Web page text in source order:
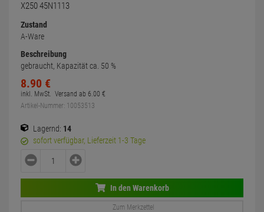
X250 45N1113
Zustand
A-Ware
Beschreibung
gebraucht, Kapazität ca. 50 %
8.90 €
inkl. MwSt. Versand ab 6.00 €
Artikel-Nummer: 10053513
Lagernd: 14
sofort verfügbar, Lieferzeit 1-3 Tage
In den Warenkorb
Zum Merkzettel